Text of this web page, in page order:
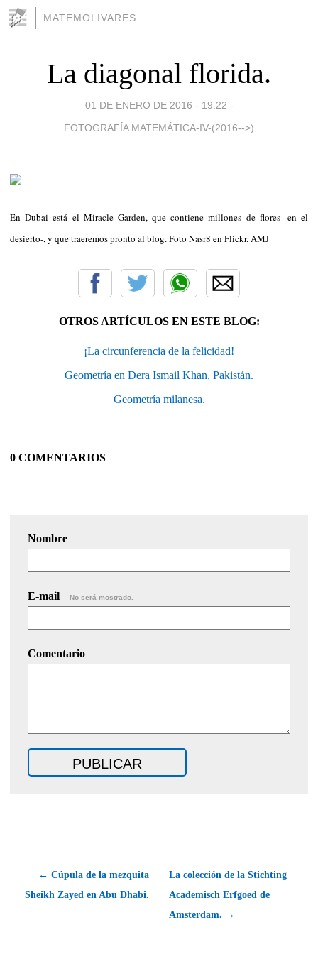
MATEMOLIVARES
La diagonal florida.
01 DE ENERO DE 2016 - 19:22 -
FOTOGRAFÍA MATEMÁTICA-IV-(2016-->)
En Dubai está el Miracle Garden, que contiene millones de flores -en el
desierto-, y que traeremos pronto al blog. Foto Nasr8 en Flickr. AMJ
OTROS ARTÍCULOS EN ESTE BLOG:
¡La circunferencia de la felicidad!
Geometría en Dera Ismail Khan, Pakistán.
Geometría milanesa.
0 COMENTARIOS
Nombre
E-mail No será mostrado.
Comentario
← Cúpula de la mezquita
Sheikh Zayed en Abu Dhabi.
La colección de la Stichting
Academisch Erfgoed de
Amsterdam. →